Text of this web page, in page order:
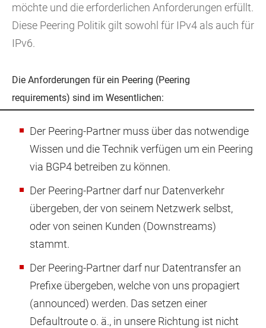
möchte und die erforderlichen Anforderungen erfüllt.
Diese Peering Politik gilt sowohl für IPv4 als auch für
IPv6.
Die Anforderungen für ein Peering (Peering
requirements) sind im Wesentlichen:
Der Peering-Partner muss über das notwendige
Wissen und die Technik verfügen um ein Peering
via BGP4 betreiben zu können.
Der Peering-Partner darf nur Datenverkehr
übergeben, der von seinem Netzwerk selbst,
oder von seinen Kunden (Downstreams)
stammt.
Der Peering-Partner darf nur Datentransfer an
Prefixe übergeben, welche von uns propagiert
(announced) werden. Das setzen einer
Defaultroute o. ä., in unsere Richtung ist nicht